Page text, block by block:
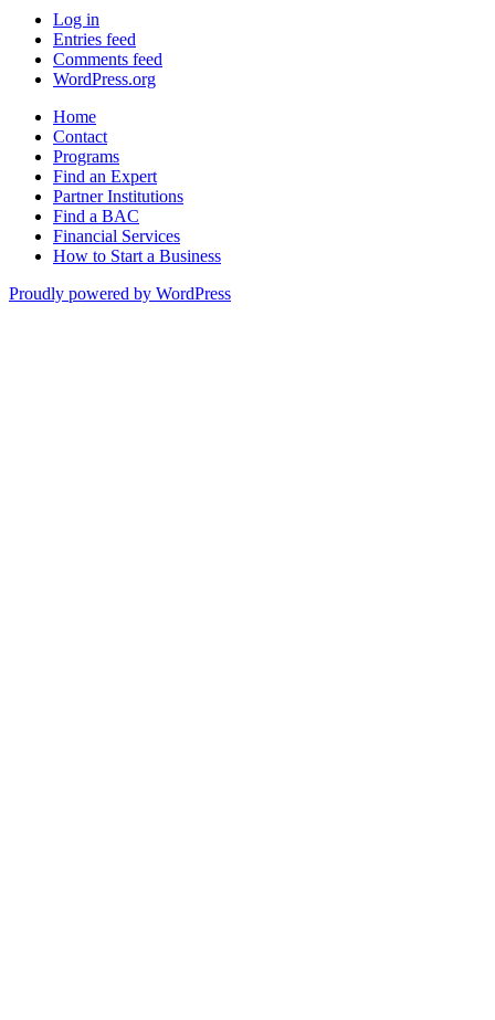
Log in
Entries feed
Comments feed
WordPress.org
Home
Contact
Programs
Find an Expert
Partner Institutions
Find a BAC
Financial Services
How to Start a Business
Proudly powered by WordPress